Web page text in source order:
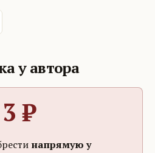
у автора
3 ₽
напрямую у